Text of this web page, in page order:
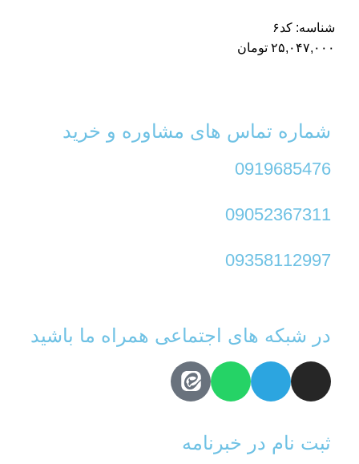
شناسه: کد۶
۲۵,۰۴۷,۰۰۰ تومان
شماره تماس های مشاوره و خرید
0919685476
09052367311
09358112997
در شبکه های اجتماعی همراه ما باشید
ثبت نام در خبرنامه